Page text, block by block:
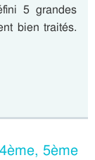
5 grandes
bien traités.
5ème